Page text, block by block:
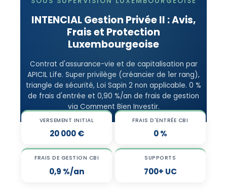
INTENCIAL Gestion Privée II : Avis,
Frais et Protection
Luxembourgeoise
Contrat d'assurance-vie et de capitalisation par
APICIL Life. Super privilège (créancier de 1er rang),
triangle de sécurité, Loi Sapin 2 non applicable. 0 %
de frais d'entrée et 0,90 %/an de frais de gestion
via Comment Bien Investir.
VERSEMENT INITIAL
20 000 €
FRAIS D'ENTRÉE CBI
0 %
FRAIS DE GESTION CBI
0,9 %/an
SUPPORTS
700+ UC